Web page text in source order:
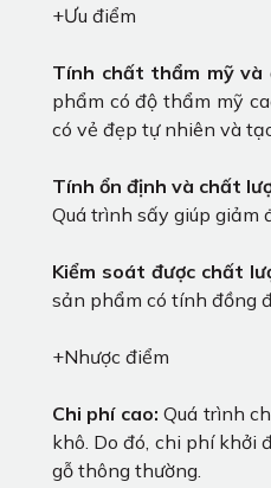
+Ưu điểm
Tính chất thẩm mỹ và
phẩm có độ thẩm mỹ
có vẻ đẹp tự nhiên và
Tính ổn định và chất
Quá trình sấy giúp giảm
Kiểm soát được chất
sản phẩm có tính đồng
+Nhược điểm
Chi phí cao:Quá trình
khô. Do đó, chi phí khởi
gỗ thông thường.